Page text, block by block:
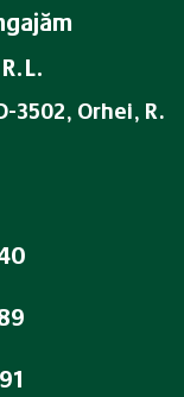
3502, Orhei, R.